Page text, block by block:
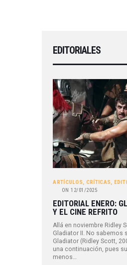
EDITORIALES
ARTÍCULOS, CRÍTICAS,
ON 12/01/2025
EDITORIAL ENERO:
Y EL CINE REFRITO
Allá en noviembre Ridley
Gladiator II. No sabemos
Gladiator (Ridley Scott,
una continuación, pues
menos…